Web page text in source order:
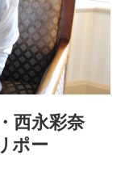
西永彩奈
ポー